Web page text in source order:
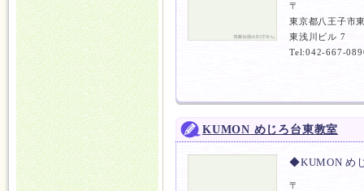
〒
東京都八王子市
東浅川ビル 7
Tel:042-667-
KUMON めじろ台東教室
◆KUMON め
〒